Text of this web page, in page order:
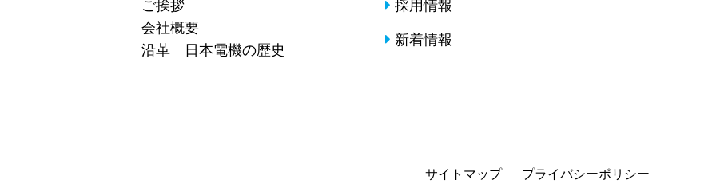
ご挨拶
会社概要
沿革 日本電機の歴史
採用情報
新着情報
サイトマップ プライバシーポリシー